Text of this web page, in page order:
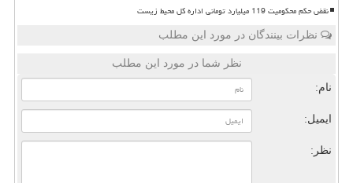
نقض حکم محکومیت 119 میلیارد تومانی اداره کل محیط زیست
نظرات بینندگان در مورد این مطلب
نظر شما در مورد این مطلب
نام:
ایمیل:
نظر: